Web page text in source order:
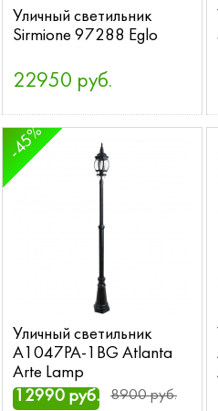
Уличный светильник
Sirmione 97288 Eglo
22950 руб.
Уличный светильник
A1047PA-1BG Atlanta
Arte Lamp
-45%
12990 руб. 8900 руб.